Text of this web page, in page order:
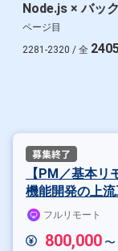
Node.js × バッ
ページ目
2281-2320 / 全
【PM／基本
機能開発の上
フルリモート
800,000 〜